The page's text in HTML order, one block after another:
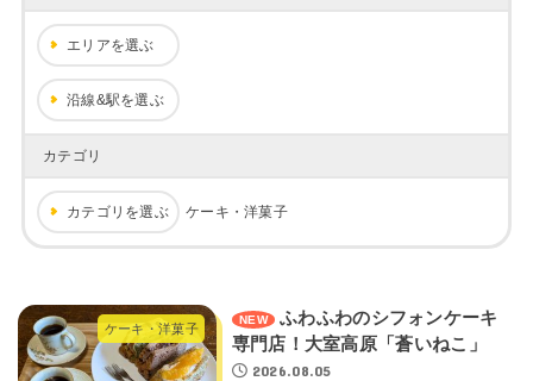
エリアを選ぶ
沿線&駅を選ぶ
カテゴリ
カテゴリを選ぶ ケーキ・洋菓子
ケーキ・洋菓子
ふわふわのシフォンケーキ
専門店！大室高原「蒼いねこ」
2026.08.05